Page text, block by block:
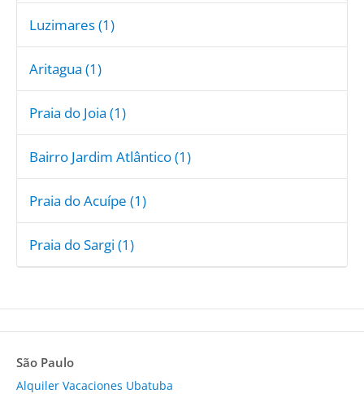
Luzimares (1)
Aritagua (1)
Praia do Joia (1)
Bairro Jardim Atlântico (1)
Praia do Acuípe (1)
Praia do Sargi (1)
São Paulo
Alquiler Vacaciones Ubatuba